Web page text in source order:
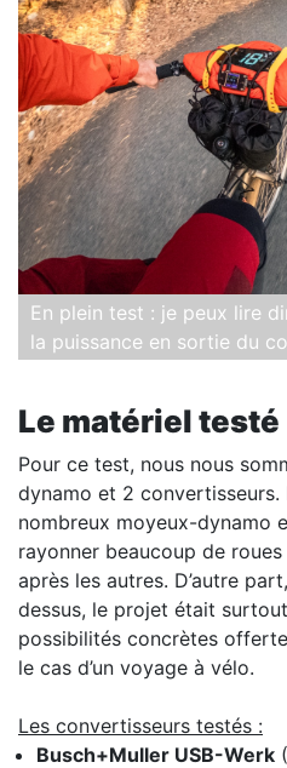
En plein test : je peux lire
la puissance en sortie du
Le matériel testé
Pour ce test, nous nous
dynamo et 2 convertisseurs.
nombreux moyeux-dynamo
rayonner beaucoup de
après les autres. D’autre
dessus, le projet était
possibilités concrètes
le cas d’un voyage à vélo.
Les convertisseurs testés :
Busch+Muller USB-Werk